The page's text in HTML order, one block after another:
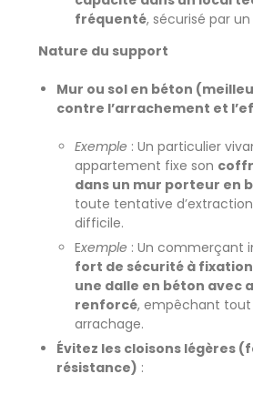
fréquenté, sécurisé par
Nature du support
Mur ou sol en béton
contre l’arrachement et
Exemple : Un particulier
appartement fixe son
dans un mur porteur en
toute tentative
difficile.
Exemple : Un commerçant
fort de sécurité à
une dalle en béton avec
renforcé, empêchant tout
arrachage.
Évitez les cloisons légères
résistance) :